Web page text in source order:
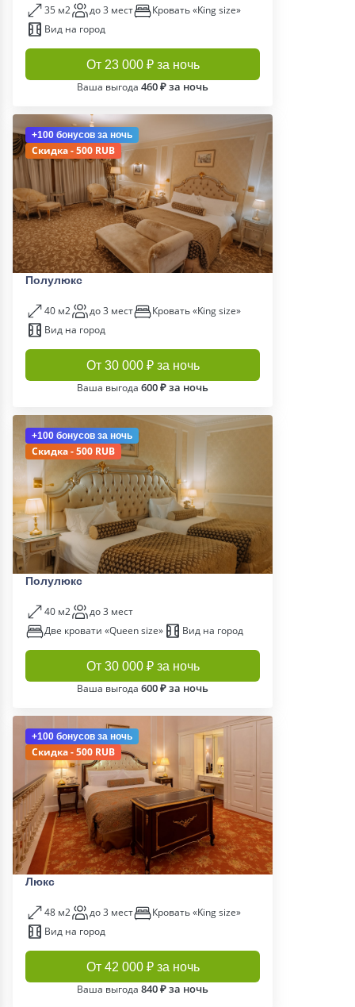
35 м2 до 3 мест
Кровать «King size»
Вид на город
От 23 000 ₽ за ночь
Ваша выгода 460 ₽ за ночь
+100 бонусов за ночь
Скидка - 500 RUB
Полулюкс
40 м2 до 3 мест
Кровать «King size»
Вид на город
От 30 000 ₽ за ночь
Ваша выгода 600 ₽ за ночь
+100 бонусов за ночь
Скидка - 500 RUB
Полулюкс
40 м2
до 3 мест
Две кровати «Queen size»
Вид на город
От 30 000 ₽ за ночь
Ваша выгода 600 ₽ за ночь
+100 бонусов за ночь
Скидка - 500 RUB
Люкс
48 м2 до 3 мест
Кровать «King size»
Вид на город
От 42 000 ₽ за ночь
Ваша выгода 840 ₽ за ночь